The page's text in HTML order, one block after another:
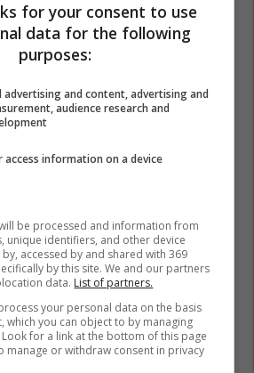
for your consent to use
data for the following
purposes:
advertising and content, advertising and
audience research and
access information on a device
be processed and information from
unique identifiers, and other device
accessed by and shared with 369
by this site. We and our partners
data. List of partners.
your personal data on the basis
which you can object to by managing
for a link at the bottom of this page
manage or withdraw consent in privacy